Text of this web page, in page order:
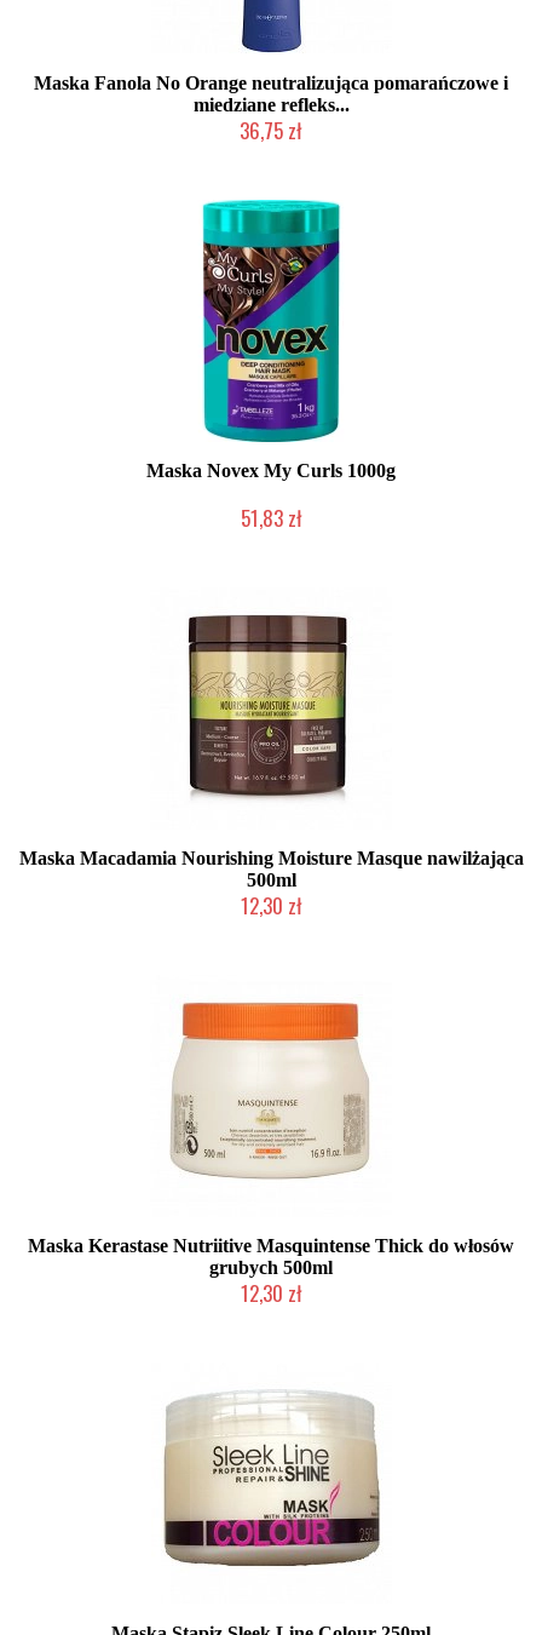
Maska Fanola No Orange neutralizująca pomarańczowe i
miedziane refleks...
36,75 zł
Maska Novex My Curls 1000g
51,83 zł
Maska Macadamia Nourishing Moisture Masque nawilżająca
500ml
12,30 zł
Maska Kerastase Nutriitive Masquintense Thick do włosów
grubych 500ml
12,30 zł